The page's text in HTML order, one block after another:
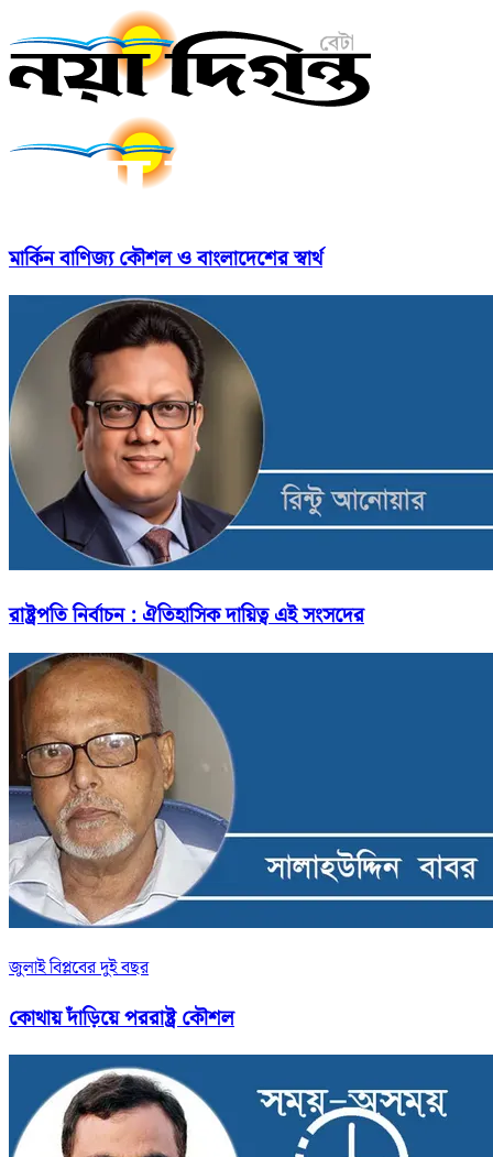
মার্কিন বাণিজ্য কৌশল ও বাংলাদেশের স্বার্থ
রাষ্ট্রপতি নির্বাচন : ঐতিহাসিক দায়িত্ব এই সংসদের
জুলাই বিপ্লবের দুই বছর
কোথায় দাঁড়িয়ে পররাষ্ট্র কৌশল